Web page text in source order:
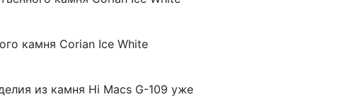
камня Corian Ice White
из камня Hi Macs G-109 уже